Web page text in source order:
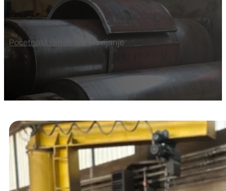
Početna Mašinski park Savijanje